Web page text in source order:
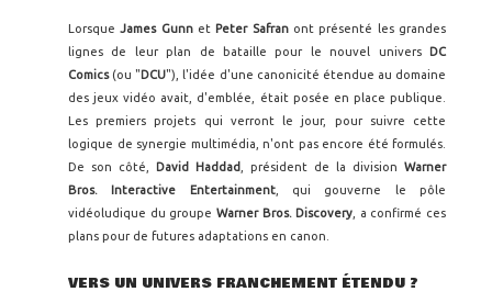
LorsqueJames Gunnet Peter Safranont présenté les grandes
lignes de leur plan de bataille pour le nouvel univers DC
Comics(ou "DCU"), l'idée d'une canonicité étendue au domaine
des jeux vidéo avait, d'emblée, était posée en place publique.
Les premiers projets qui verront le jour, pour suivre cette
logique de synergie multimédia, n'ont pas encore été formulés.
De son côté, David Haddad , président de la division Warner
Bros. Interactive Entertainment, qui gouverne le pôle
vidéoludique du groupe Warner Bros. Discovery , a confirmé ces
plans pour de futures adaptations en canon.
VERS UN UNIVERS FRANCHEMENT ÉTENDU ?